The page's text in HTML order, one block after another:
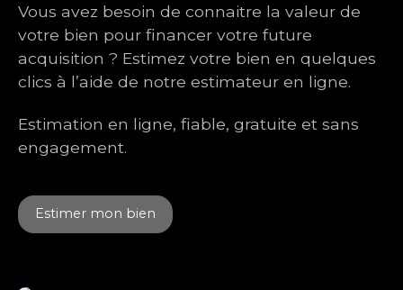
Vous avez besoin de connaitre la valeur de
votre bien pour financer votre future
acquisition ? Estimez votre bien en quelques
clics à l’aide de notre estimateur en ligne.
Estimation en ligne, fiable, gratuite et sans
engagement.
Estimer mon bien